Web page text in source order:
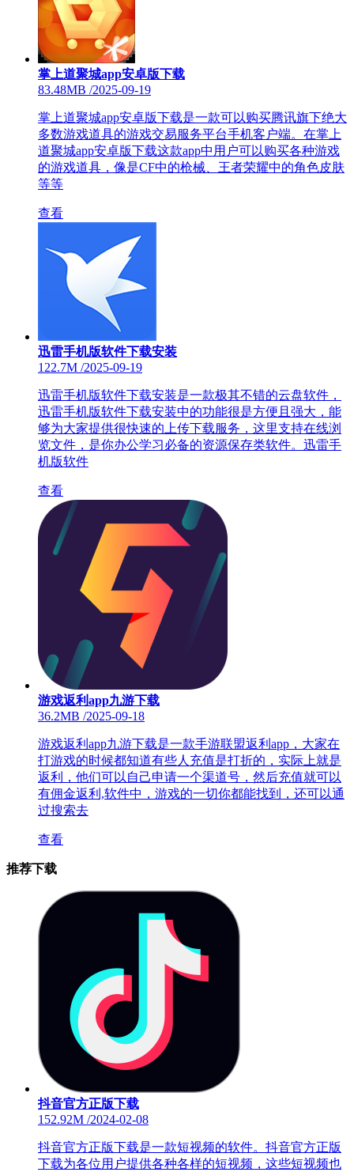
掌上道聚城app安卓版下载
83.48MB /2025-09-19
掌上道聚城app安卓版下载是一款可以购买腾讯旗下绝大
多数游戏道具的游戏交易服务平台手机客户端。在掌上
道聚城app安卓版下载这款app中用户可以购买各种游戏
的游戏道具，像是CF中的枪械、王者荣耀中的角色皮肤
等等
查看
迅雷手机版软件下载安装
122.7M /2025-09-19
迅雷手机版软件下载安装是一款极其不错的云盘软件，
迅雷手机版软件下载安装中的功能很是方便且强大，能
够为大家提供很快速的上传下载服务，这里支持在线浏
览文件，是你办公学习必备的资源保存类软件。迅雷手
机版软件
查看
游戏返利app九游下载
36.2MB /2025-09-18
游戏返利app九游下载是一款手游联盟返利app，大家在
打游戏的时候都知道有些人充值是打折的，实际上就是
返利，他们可以自己申请一个渠道号，然后充值就可以
有佣金返利,软件中，游戏的一切你都能找到，还可以通
过搜索去
查看
推荐下载
抖音官方正版下载
152.92M /2024-02-08
抖音官方正版下载是一款短视频的软件。抖音官方正版
下载为各位用户提供各种各样的短视频，这些短视频也